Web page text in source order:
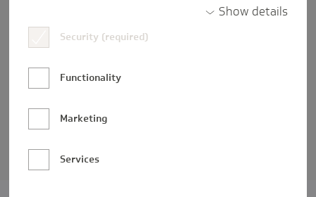
Datenschutz und Informationsfreiheit
Nutzungs-/Teilnahmebedingungen
Show details
Security (required)
Functionality
Marketing
Services